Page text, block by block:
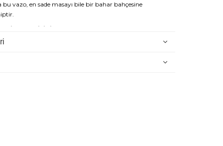
vazo, en sade masayı bile bir bahar bahçesine
formundaki kıvrımları, ışığı her açıdan kırarak kristal